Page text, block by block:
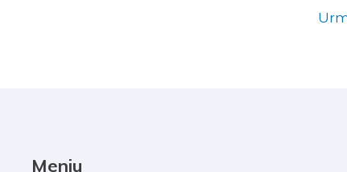
Meniu